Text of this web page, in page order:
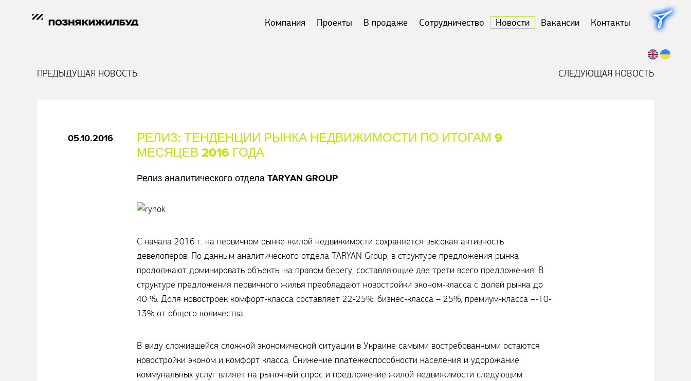
Компания Проекты В продаже Сотрудничество Новости Вакансии Контакты
ПРЕДЫДУЩАЯ НОВОСТЬ СЛЕДУЮЩАЯ НОВОСТЬ
05.10.2016
РЕЛИЗ: ТЕНДЕНЦИИ РЫНКА НЕДВИЖИМОСТИ ПО ИТОГАМ 9
МЕСЯЦЕВ 2016 ГОДА
Релиз аналитического отдела TARYAN GROUP
С начала 2016 г. на первичном рынке жилой недвижимости сохраняется высокая активность
девелоперов. По данным аналитического отдела TARYAN Group, в структуре предложения рынка
продолжают доминировать объекты на правом берегу, составляющие две трети всего предложения. В
структуре предложения первичного жилья преобладают новостройки эконом-класса с долей рынка до
40 %. Доля новостроек комфорт-класса составляет 22-25%, бизнес-класса – 25%, премиум-класса –-10-
13% от общего количества.
В виду сложившейся сложной экономической ситуации в Украине самыми востребованными остаются
новостройки эконом и комфорт класса. Снижение платежеспособности населения и удорожание
коммунальных услуг влияет на рыночный спрос и предложение жилой недвижимости следующим